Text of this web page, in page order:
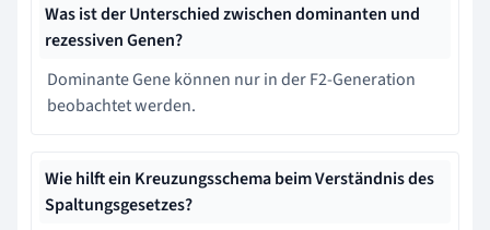
Was ist der Unterschied zwischen dominanten und
rezessiven Genen?
Dominante Gene können nur in der F2-Generation
beobachtet werden.
Wie hilft ein Kreuzungsschema beim Verständnis des
Spaltungsgesetzes?